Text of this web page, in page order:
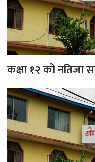
कक्षा १२ को नतिजा